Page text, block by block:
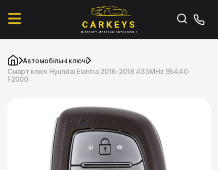
Автомобільні ключі
Смарт ключ Hyundai Elantra 2016-2018 433MHz 95440-
F2000